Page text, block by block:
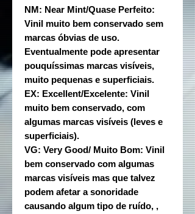
NM: Near Mint/Quase Perfeito:
Vinil muito bem conservado sem
marcas óbvias de uso.
Eventualmente pode apresentar
pouquíssimas marcas visíveis,
muito pequenas e superficiais.
EX: Excellent/Excelente: Vinil
muito bem conservado, com
algumas marcas visíveis (leves e
superficiais).
VG: Very Good/ Muito Bom: Vinil
bem conservado com algumas
marcas visíveis mas que talvez
podem afetar a sonoridade
causando algum tipo de ruído, ,